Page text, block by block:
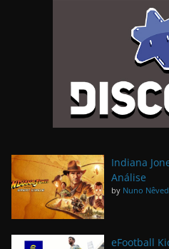
Indiana
Análise
by Nuno
eFootball